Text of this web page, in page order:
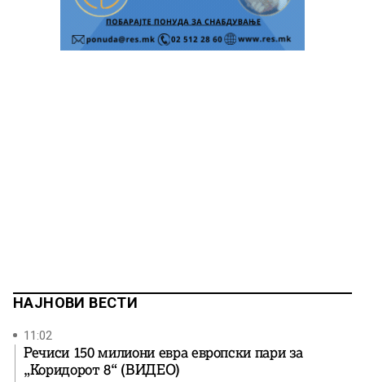
НАЈНОВИ ВЕСТИ
11:02
Речиси 150 милиони евра европски пари за
„Коридорот 8“ (ВИДЕО)